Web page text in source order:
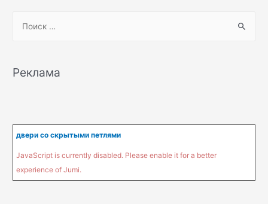
r
o
Реклама
двери со скрытыми петлями
JavaScript is currently disabled. Please enable it for a better
experience of Jumi.